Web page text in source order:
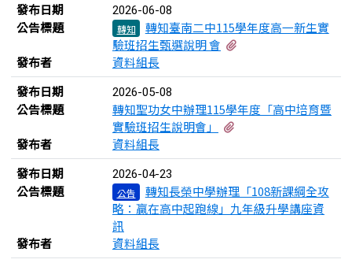
發布日期
2026-06-08
公告標題 轉知
轉知臺南二中115學年度高一新生實
驗班招生甄選說明 會
發布者
資料組長
發布日期
2026-05-08
公告標題
轉知聖功女中辦理115學年度「高中培育暨
實驗班招生說明會」
發布者
資料組長
發布日期
2026-04-23
公告標題 公告
轉知長榮中學辦理「108新課綱全攻
略：贏在高中起跑線」九年級升學講座資
訊
發布者
資料組長